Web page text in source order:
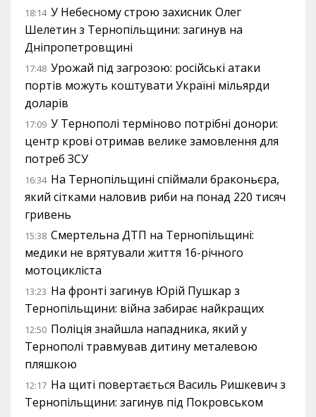
18:14 У Небесному строю захисник Олег
Шелетин з Тернопільщини: загинув на
Дніпропетровщині
17:48 Урожай під загрозою: російські атаки
портів можуть коштувати Україні мільярди
доларів
17:09 У Тернополі терміново потрібні донори:
центр крові отримав велике замовлення для
потреб ЗСУ
16:34 На Тернопільщині спіймали браконьєра,
який сітками наловив риби на понад 220 тисяч
гривень
15:38 Смертельна ДТП на Тернопільщині:
медики не врятували життя 16-річного
мотоцикліста
13:23 На фронті загинув Юрій Пушкар з
Тернопільщини: війна забирає найкращих
12:50 Поліція знайшла нападника, який у
Тернополі травмував дитину металевою
пляшкою
12:17 На щиті повертається Василь Ришкевич з
Тернопільщини: загинув під Покровськом